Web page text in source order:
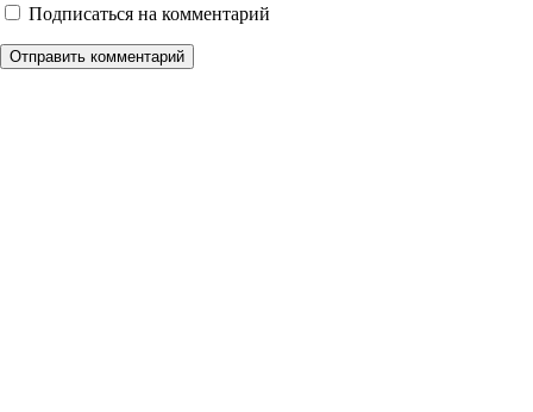
Подписаться на комментарий
Отправить комментарий